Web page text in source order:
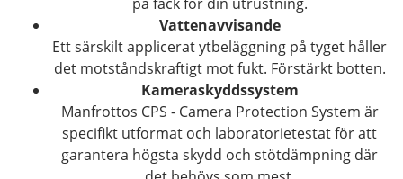
Vattenavvisande
Ett särskilt applicerat ytbeläggning på tyget håller
det motståndskraftigt mot fukt. Förstärkt botten.
Kameraskyddssystem
Manfrottos CPS - Camera Protection System är
specifikt utformat och laboratorietestat för att
garantera högsta skydd och stötdämpning där